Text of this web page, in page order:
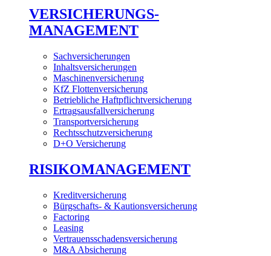
VERSICHERUNGS-
MANAGEMENT
Sachversicherungen
Inhaltsversicherungen
Maschinenversicherung
KfZ Flottenversicherung
Betriebliche Haftpflichtversicherung
Ertragsausfallversicherung
Transportversicherung
Rechtsschutzversicherung
D+O Versicherung
RISIKOMANAGEMENT
Kreditversicherung
Bürgschafts- & Kautionsversicherung
Factoring
Leasing
Vertrauensschadensversicherung
M&A Absicherung